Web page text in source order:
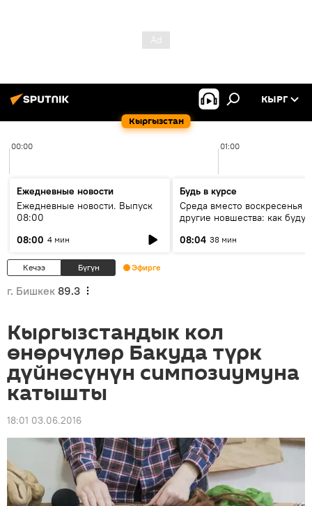
Кыргызстан
КЫРГ
00:00 01:00
Ежедневные новости
Ежедневные новости. Выпуск
08:00
08:00 4 мин
Будь в курсе
Среда вместо воскресенья и
другие новшества: как будут
08:04 38 мин
Кечээ Бүгүн Эфирге
г. Бишкек 89.3
Кыргызстандык кол
өнөрчүлөр Бакуда түрк
дүйнөсүнүн симпозиумуна
катышты
18:01 03.06.2016